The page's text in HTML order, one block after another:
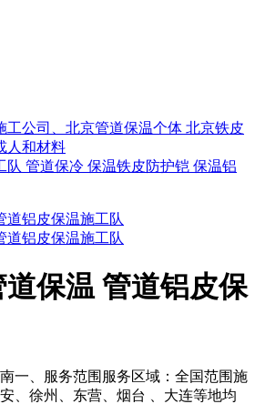
工公司、北京管道保温个体 北京铁皮
人和材料
队 管道保冷 保温铁皮防护铠 保温铝
保温 管道铝皮保
一、服务范围服务区域：全国范围施
、徐州、东营、烟台 、大连等地均